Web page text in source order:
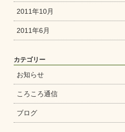
2011年10月
2011年6月
カテゴリー
お知らせ
ころころ通信
ブログ